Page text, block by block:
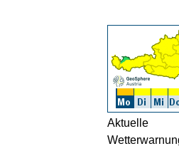
Aktuelle